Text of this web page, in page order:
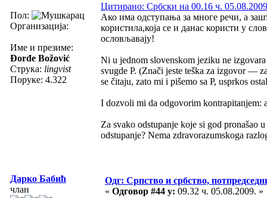
Пол:
Организација:
Име и презиме:
Đorđe Božović
Струка: lingvist
Поруке: 4.322
Цитирано: Србски на 00.16 ч.
Ако има одступања за многе речи, а
користила,која се и данас користи у
ословљавају!
Ni u jednom slovenskom jeziku ne
svugde P. (Znači jeste teška za izgovor —
se čitaju, zato mi i pišemo sa P, usprkos
I dozvoli mi da odgovorim kontrapitanjem:
Za svako odstupanje koje si god pronašao
odstupanje? Nema zdravorazumskoga
Дарко Бабић
члан
Одг: Српство и србство,
« Одговор #44 у: 09.32 ч. 05.08.2009. »